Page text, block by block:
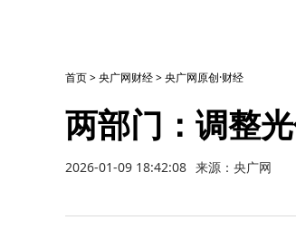
首页>央广网财经>央广网原创·财经
两部门：调整
2026-01-09 18:42:08 来源：央广网